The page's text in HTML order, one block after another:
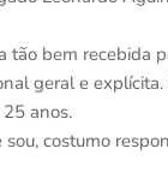
tão bem recebida
geral e
anos.
costumo